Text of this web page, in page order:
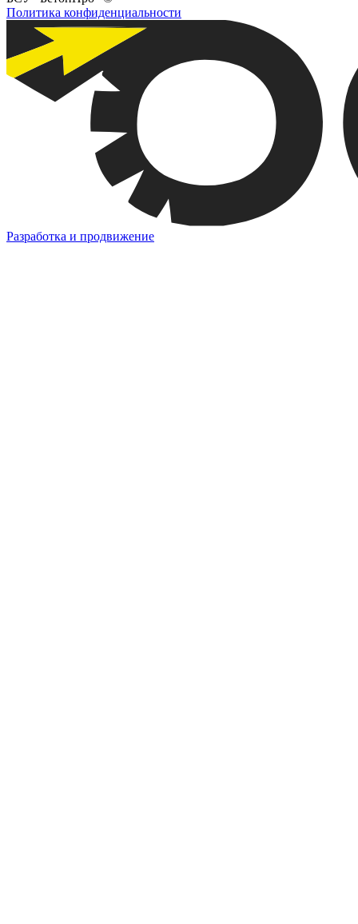
Политика конфиденциальности
Разработка и продвижение